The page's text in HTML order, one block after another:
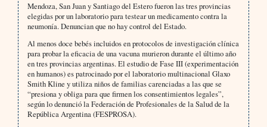
Mendoza, San Juan y Santiago del Estero fueron las tres provincias
elegidas por un laboratorio para testear un medicamento contra la
neumonía. Denuncian que no hay control del Estado.
Al menos doce bebés incluidos en protocolos de investigación clínica
para probar la eficacia de una vacuna murieron durante el último año
en tres provincias argentinas. El estudio de Fase III (experimentación
en humanos) es patrocinado por el laboratorio multinacional Glaxo
Smith Kline y utiliza niños de familias carenciadas a las que se
“presiona y obliga para que firmen los consentimientos legales”,
según lo denunció la Federación de Profesionales de la Salud de la
República Argentina (FESPROSA).